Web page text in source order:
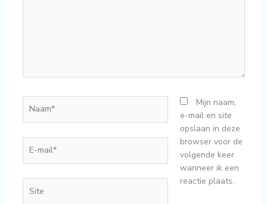
mail*
Mijn naam,
e-mail en site
opslaan in deze
browser voor de
volgende keer
wanneer ik een
reactie plaats.